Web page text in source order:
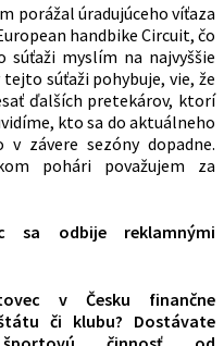
porážal úradujúceho víťaza
handbike Circuit, čo
myslím na najvyššie
súťaži pohybuje, vie, že
ďalších pretekárov, ktorí
kto sa do aktuálneho
závere sezóny dopadne.
pohári považujem za
sa odbije reklamnými
v Česku finančne
či klubu? Dostávate